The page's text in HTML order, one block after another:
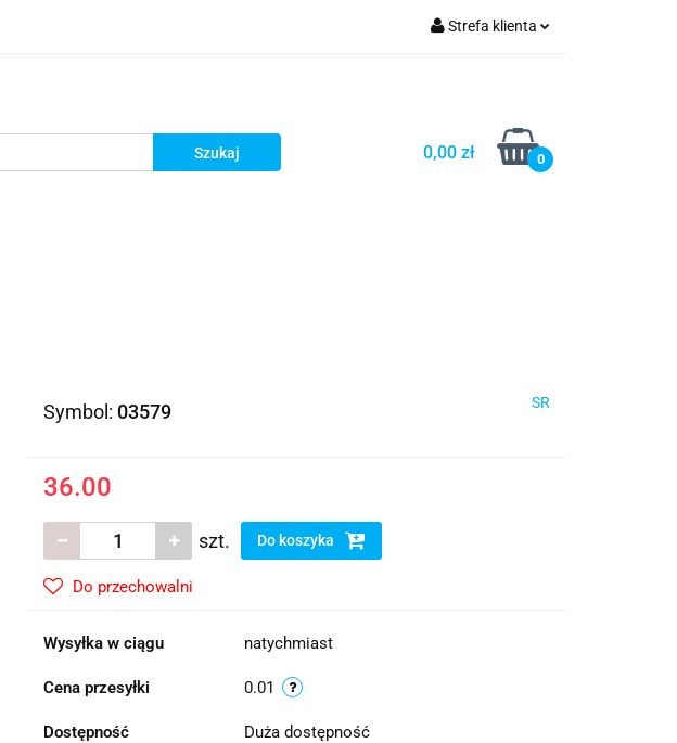
Strefa klienta
Dodaj zgłoszenie
0,00 zł 0
Symbol: 03579 SR
36.00
szt. Do koszyka
Do przechowalni
Wysyłka w ciągu natychmiast
Cena przesyłki 0.01
Dostępność Duża dostępność